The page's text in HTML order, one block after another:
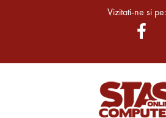
Vizitati-ne si pe: